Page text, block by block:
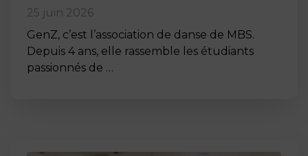
25 juin 2026
GenZ, c’est l’association de danse de MBS.
Depuis 4 ans, elle rassemble les étudiants
passionnés de …